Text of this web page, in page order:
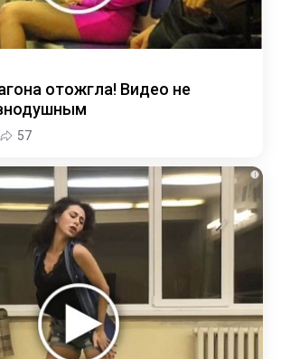
отожгла! Видео не
57
i